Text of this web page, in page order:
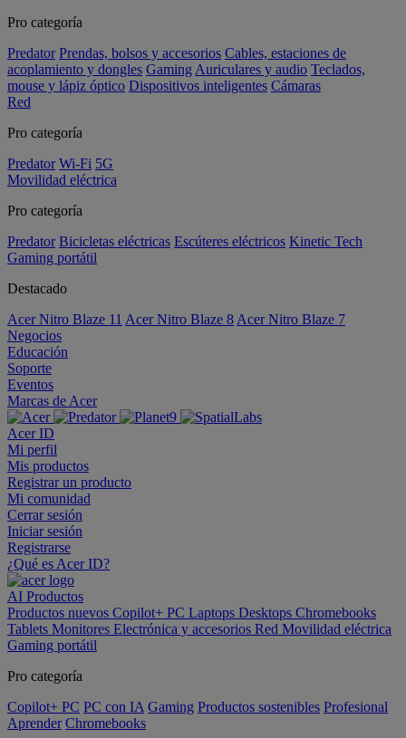
Pro categoría
Predator Prendas, bolsos y accesorios Cables, estaciones de
acoplamiento y dongles Gaming Auriculares y audio Teclados,
mouse y lápiz óptico Dispositivos inteligentes Cámaras
Red
Pro categoría
Predator Wi-Fi 5G
Movilidad eléctrica
Pro categoría
Predator Bicicletas eléctricas Escúteres eléctricos Kinetic Tech
Gaming portátil
Destacado
Acer Nitro Blaze 11 Acer Nitro Blaze 8 Acer Nitro Blaze 7
Negocios
Educación
Soporte
Eventos
Marcas de Acer
Acer ID
Mi perfil
Mis productos
Registrar un producto
Mi comunidad
Cerrar sesión
Iniciar sesión
Registrarse
¿Qué es Acer ID?
AI Productos
Productos nuevos Copilot+ PC Laptops Desktops Chromebooks
Tablets Monitores Electrónica y accesorios Red Movilidad eléctrica
Gaming portátil
Pro categoría
Copilot+ PC PC con IA Gaming Productos sostenibles Profesional
Aprender Chromebooks